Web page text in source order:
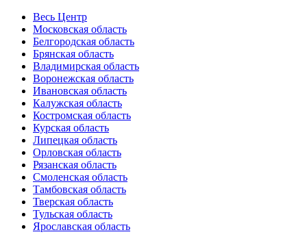
Весь Центр
Московская область
Белгородская область
Брянская область
Владимирская область
Воронежская область
Ивановская область
Калужская область
Костромская область
Курская область
Липецкая область
Орловская область
Рязанская область
Смоленская область
Тамбовская область
Тверская область
Тульская область
Ярославская область